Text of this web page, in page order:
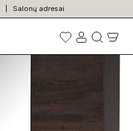
Salonų adresai